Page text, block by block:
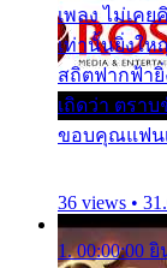
เพลง ไม่เค
เท่านั้นยิ่งให
สถิตฟากฟ้า
เถิดว่า ตรา
ขอบคุณแฟนเ
36 views •
1. 00:00:00